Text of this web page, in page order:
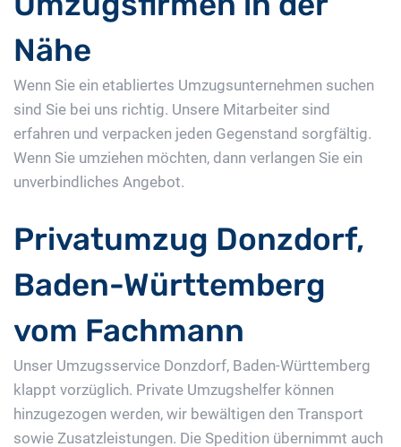
Nähe
Wenn Sie ein etabliertes Umzugsunternehmen suchen
sind Sie bei uns richtig. Unsere Mitarbeiter sind
erfahren und verpacken jeden Gegenstand sorgfältig.
Wenn Sie umziehen möchten, dann verlangen Sie ein
unverbindliches Angebot.
Privatumzug Donzdorf,
Baden-Württemberg
vom Fachmann
Unser Umzugsservice Donzdorf, Baden-Württemberg
klappt vorzüglich. Private Umzugshelfer können
hinzugezogen werden, wir bewältigen den Transport
sowie Zusatzleistungen. Die Spedition übernimmt auch